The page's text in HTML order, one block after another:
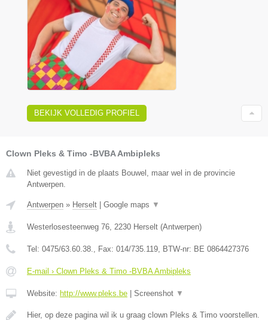
BEKIJK VOLLEDIG PROFIEL
Clown Pleks & Timo -BVBA Ambipleks
Niet gevestigd in de plaats Bouwel, maar wel in de provincie
Antwerpen.
Antwerpen » Herselt | Google maps ▼
Westerlosesteenweg 76 2230 Herselt (Antwerpen)
Tel: 0475/63.60.38. , Fax: 014/735.119 , BTW-nr: BE 0864427376
E-mail › Clown Pleks & Timo -BVBA Ambipleks
Website: http://www.pleks.be | Screenshot ▼
Hier, op deze pagina wil ik u graag clown Pleks & Timo voorstellen.